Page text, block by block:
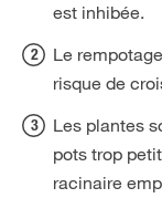
est inhibée.
Le
risque de
Les plantes
pots trop
racinaire